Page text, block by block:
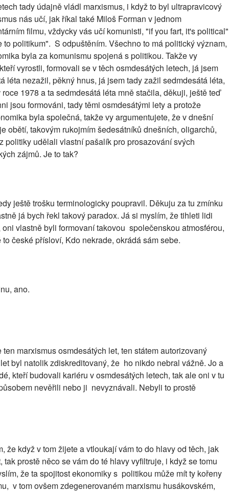
tady údajně vládl marxismus, i když to byl ultrapravicový
nás učí, jak říkal také Miloš Forman v jednom
filmu, vždycky vás učí komunisti, "if you fart, it's political"
to politikum". S odpuštěním. Všechno to má politický význam,
byla za komunismu spojená s politikou. Takže vy
vyrostli, formovali se v těch osmdesátých letech, já jsem
léta nezažil, pěkný hnus, já jsem tady zažil sedmdesátá léta,
1978 a ta sedmdesátá léta mně stačila, děkuji, ještě teď
jsou formováni, tady těmi osmdesátými lety a protože
byla společná, takže vy argumentujete, že v dnešní
obětí, takovým rukojmím šedesátníků dnešních, oligarchů,
politiky udělali vlastní pašalík pro prosazování svých
zájmů. Je to tak?
ještě trošku terminologicky poupravil. Děkuju za tu zmínku
já bych řekl takový paradox. Já si myslím, že tihleti lidi
vlastně byli formovaní takovou společenskou atmosférou,
české přísloví, Kdo nekrade, okrádá sám sebe.
ano.
marxismus osmdesátých let, ten státem autorizovaný
byl natolik zdiskreditovaný, že ho nikdo nebral vážně. Jo a
kteří budovali kariéru v osmdesátých letech, tak ale oni v tu
nevěřili nebo ji nevyznávali. Nebyli to prostě
že když v tom žijete a vtloukají vám to do hlavy od těch, jak
prostě něco se vám do té hlavy vyfiltruje, i když se tomu
že ta spojitost ekonomiky s politikou může mít ty kořeny
v tom ovšem zdegenerovaném marxismu husákovském,